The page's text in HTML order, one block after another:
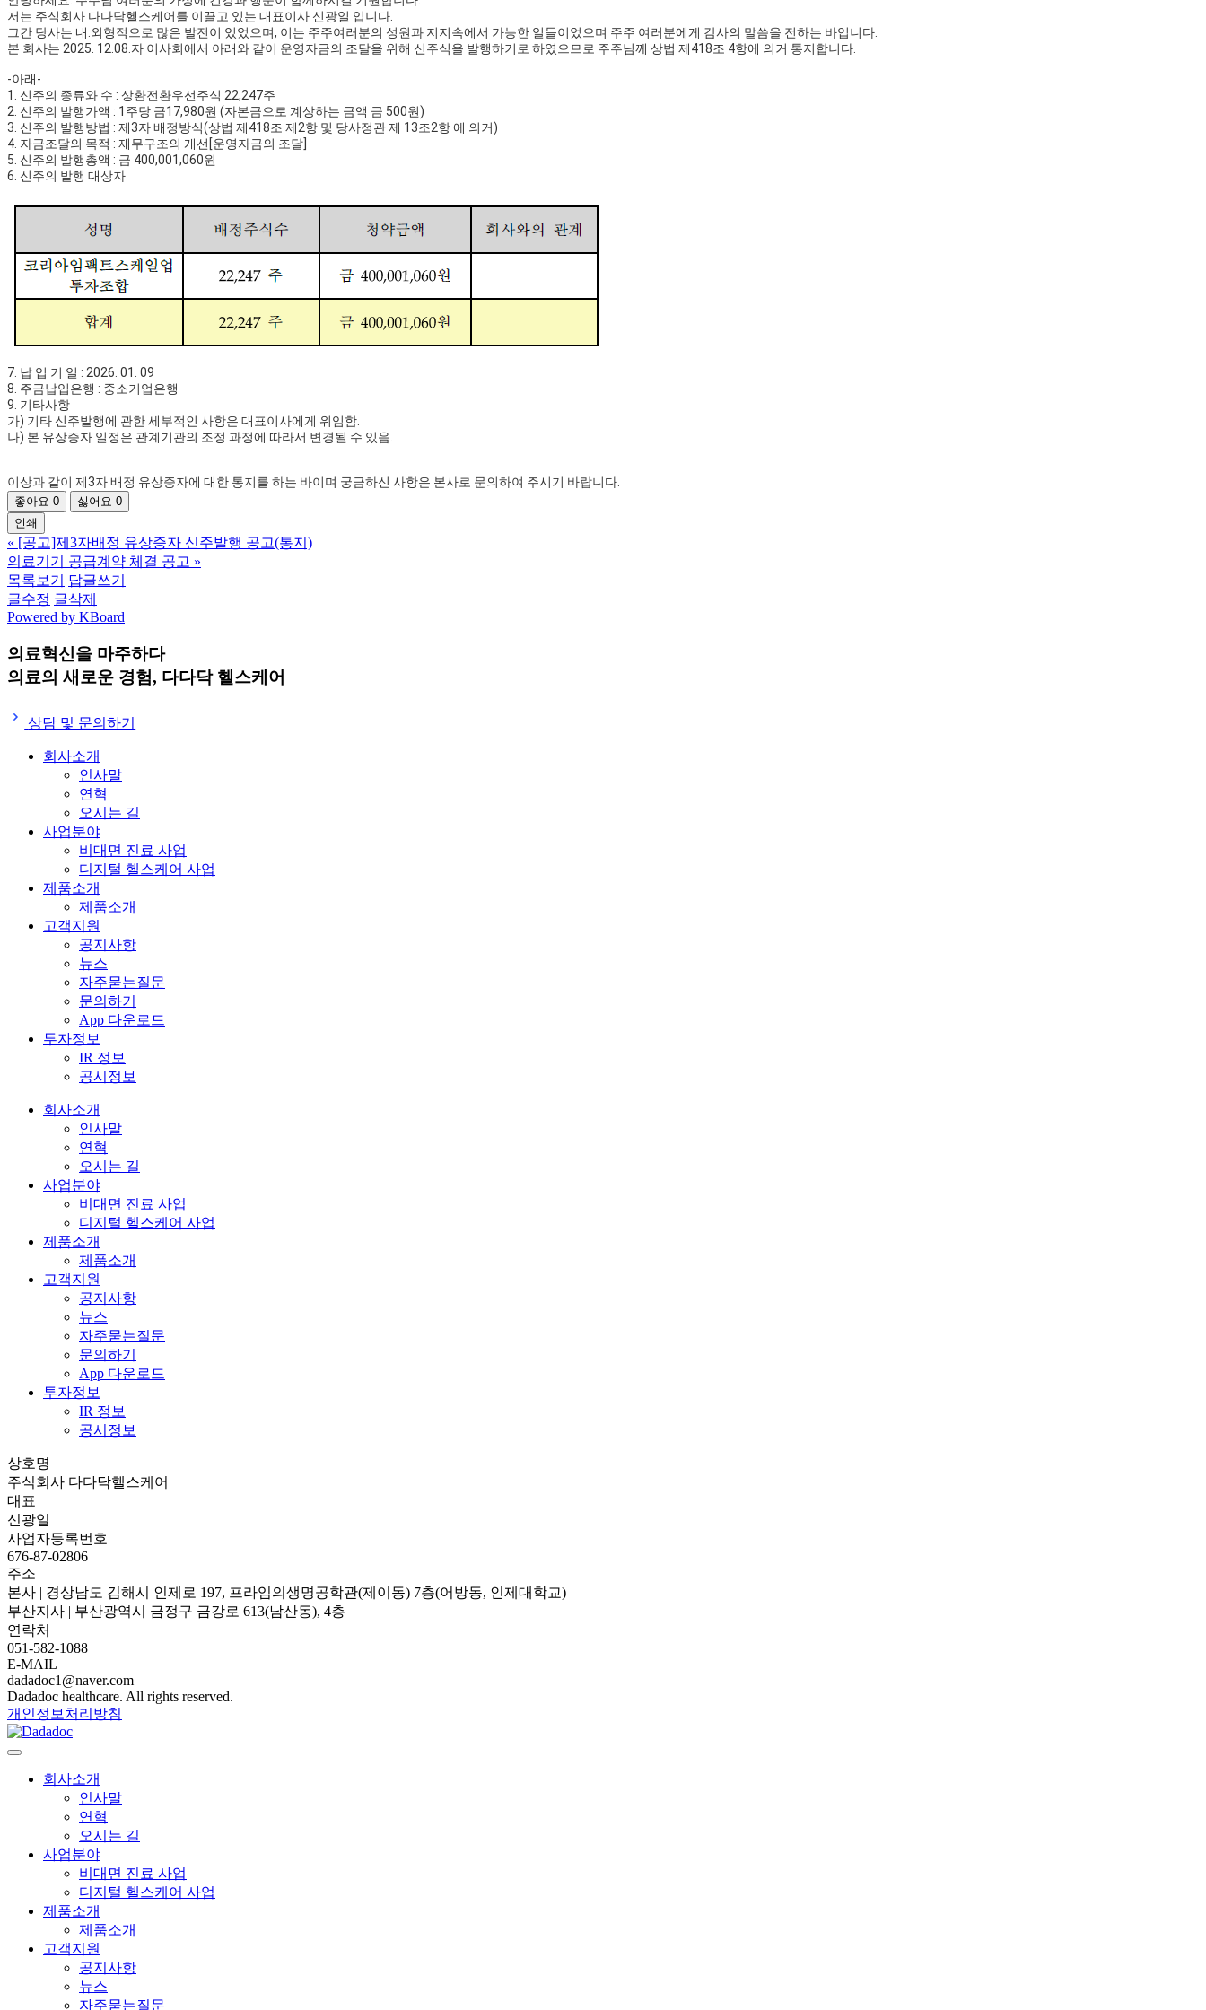
저는 주식회사 다다닥헬스케어를 이끌고 있는 대표이사 신광일 입니다.
그간 당사는 내.외형적으로 많은 발전이 있었으며, 이는 주주여러분의 성원과 지지속에서 가능한 일들이었으며 주주 여러분에게 감사의 말씀을 전하는 바입니다.
본 회사는 2025. 12.08.자 이사회에서 아래와 같이 운영자금의 조달을 위해 신주식을 발행하기로 하였으므로 주주님께 상법 제418조 4항에 의거 통지합니다.
-아래-
1. 신주의 종류와 수 : 상환전환우선주식 22,247주
2. 신주의 발행가액 : 1주당 금17,980원 (자본금으로 계상하는 금액 금 500원)
3. 신주의 발행방법 : 제3자 배정방식(상법 제418조 제2항 및 당사정관 제 13조2항 에 의거)
4. 자금조달의 목적 : 재무구조의 개선[운영자금의 조달]
5. 신주의 발행총액 : 금 400,001,060원
6. 신주의 발행 대상자
7. 납 입 기 일 : 2026. 01. 09
8. 주금납입은행 : 중소기업은행
9. 기타사항
가) 기타 신주발행에 관한 세부적인 사항은 대표이사에게 위임함.
나) 본 유상증자 일정은 관계기관의 조정 과정에 따라서 변경될 수 있음.
이상과 같이 제3자 배정 유상증자에 대한 통지를 하는 바이며 궁금하신 사항은 본사로 문의하여 주시기 바랍니다.
좋아요 0 싫어요 0
인쇄
« [공고]제3자배정 유상증자 신주발행 공고(통지)
의료기기 공급계약 체결 공고 »
목록보기
답글쓰기
글수정 글삭제
Powered by KBoard
의료혁신을 마주하다
의료의 새로운 경험, 다다닥 헬스케어
상담 및 문의하기
회사소개
인사말
연혁
오시는 길
사업분야
비대면 진료 사업
디지털 헬스케어 사업
제품소개
제품소개
고객지원
공지사항
뉴스
자주묻는질문
문의하기
App 다운로드
투자정보
IR 정보
공시정보
회사소개
인사말
연혁
오시는 길
사업분야
비대면 진료 사업
디지털 헬스케어 사업
제품소개
제품소개
고객지원
공지사항
뉴스
자주묻는질문
문의하기
App 다운로드
투자정보
IR 정보
공시정보
상호명
주식회사 다다닥헬스케어
대표
신광일
사업자등록번호
676-87-02806
주소
본사 | 경상남도 김해시 인제로 197, 프라임의생명공학관(제이동) 7층(어방동, 인제대학교)
부산지사 | 부산광역시 금정구 금강로 613(남산동), 4층
연락처
051-582-1088
E-MAIL
dadadoc1@naver.com
Dadadoc healthcare. All rights reserved.
개인정보처리방침
회사소개
인사말
연혁
오시는 길
사업분야
비대면 진료 사업
디지털 헬스케어 사업
제품소개
제품소개
고객지원
공지사항
뉴스
자주묻는질문